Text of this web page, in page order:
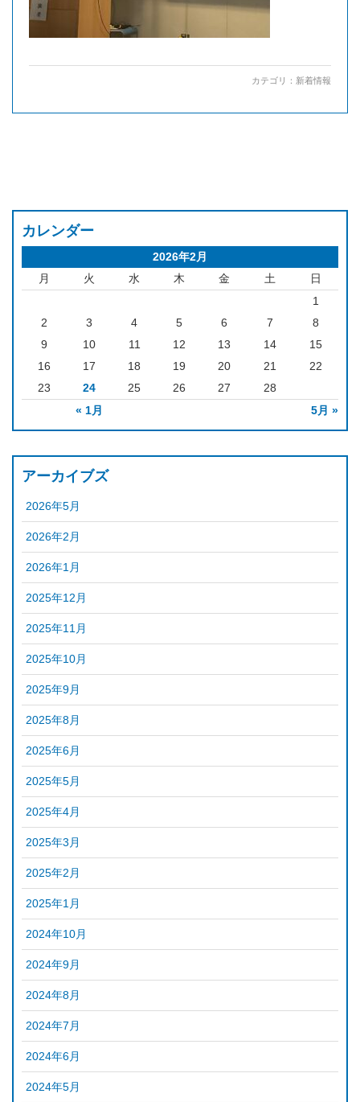
カテゴリ： 新着情報
カレンダー
2026年2月
月
火 水 木 金 土 日
« 1月 5月 »
1
2
3 4 5 6 7
8
9
10 11 12 13 14
15
16
17 18 19 20 21
22
23
24 25 26 27 28
アーカイブズ
2026年5月
2026年2月
2026年1月
2025年12月
2025年11月
2025年10月
2025年9月
2025年8月
2025年6月
2025年5月
2025年4月
2025年3月
2025年2月
2025年1月
2024年10月
2024年9月
2024年8月
2024年7月
2024年6月
2024年5月